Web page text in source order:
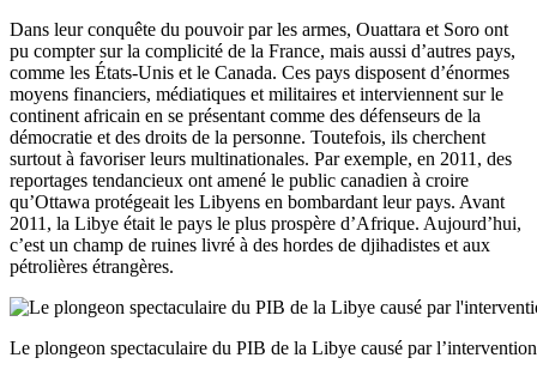
Dans leur conquête du pouvoir par les armes, Ouattara et Soro ont
pu compter sur la complicité de la France, mais aussi d’autres pays,
comme les États-Unis et le Canada. Ces pays disposent d’énormes
moyens financiers, médiatiques et militaires et interviennent sur le
continent africain en se présentant comme des défenseurs de la
démocratie et des droits de la personne. Toutefois, ils cherchent
surtout à favoriser leurs multinationales. Par exemple, en 2011, des
reportages tendancieux ont amené le public canadien à croire
qu’Ottawa protégeait les Libyens en bombardant leur pays. Avant
2011, la Libye était le pays le plus prospère d’Afrique. Aujourd’hui,
c’est un champ de ruines livré à des hordes de djihadistes et aux
pétrolières étrangères.
Le plongeon spectaculaire du PIB de la Libye causé par